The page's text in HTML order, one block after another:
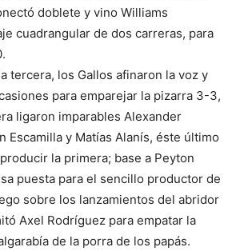
doblete y vino Williams
cuadrangular de dos carreras, para
tercera, los Gallos afinaron la voz y
para emparejar la pizarra 3-3,
ligaron imparables Alexander
Escamilla y Matías Alanís, éste último
la primera; base a Peyton
puesta para el sencillo productor de
sobre los lanzamientos del abridor
Axel Rodríguez para empatar la
de la porra de los papás.